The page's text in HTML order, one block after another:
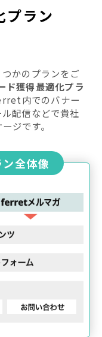
プラン
かのプランをご
ド獲得最適化プラ
内でのバナー
配信などで貴社
ジです。
全体像